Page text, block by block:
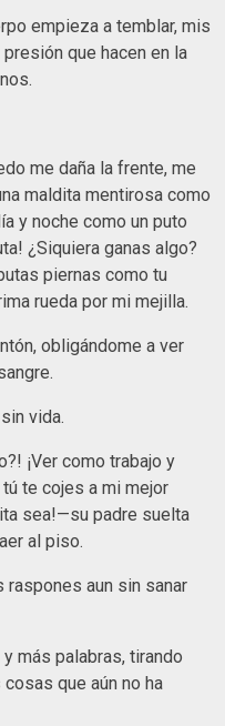
empieza a temblar, mis
que hacen en la
me daña la frente, me
maldita mentirosa como
y noche como un puto
¿Siquiera ganas algo?
piernas como tu
rueda por mi mejilla.
obligándome a ver
vida.
¡Ver como trabajo y
te cojes a mi mejor
sea!—su padre suelta
al piso.
aun sin sanar
más palabras, tirando
que aún no ha